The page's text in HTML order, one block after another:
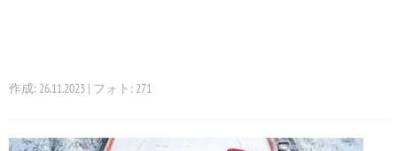
作成: 26.11.2023 | フォト: 271